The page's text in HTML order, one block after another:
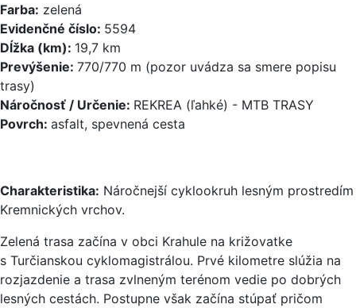
Farba: zelená
Evidenčné číslo: 5594
Dĺžka (km): 19,7 km
Prevýšenie: 770/770 m (pozor uvádza sa smere popisu
trasy)
Náročnosť / Určenie: REKREA (ľahké) - MTB TRASY
Povrch: asfalt, spevnená cesta
Charakteristika: Náročnejší cyklookruh lesným prostredím
Kremnických vrchov.
Zelená trasa začína v obci Krahule na križovatke
s Turčianskou cyklomagistrálou. Prvé kilometre slúžia na
rozjazdenie a trasa zvlneným terénom vedie po dobrých
lesných cestách. Postupne však začína stúpať pričom